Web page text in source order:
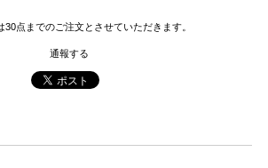
点までのご注文とさせていただきます。
通報する